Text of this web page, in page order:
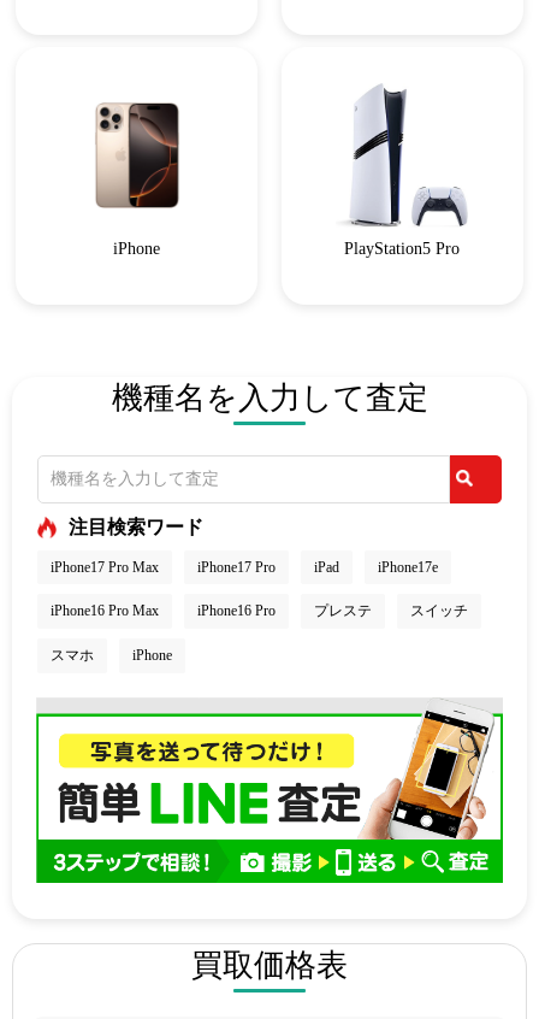
iPhone PlayStation5 Pro
機種名を入力して査定
注目検索ワード
iPhone17 Pro Max iPhone17 Pro iPad iPhone17e
iPhone16 Pro Max iPhone16 Pro プレステ スイッチ
スマホ iPhone
買取価格表